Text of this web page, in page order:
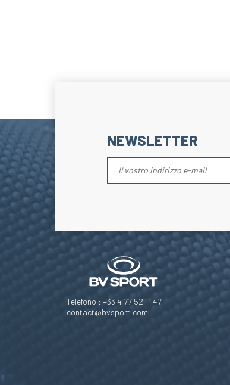
NEWSLETTER
Telefono : +33 4 77 52 11 47
contact@bvsport.com
Salut c'est nous...
les Cookies !
On a attendu d'être sûrs que le contenu de ce site vous
avant de vous déranger, mais on aimerait bien vous
accompagner pendant votre visite...